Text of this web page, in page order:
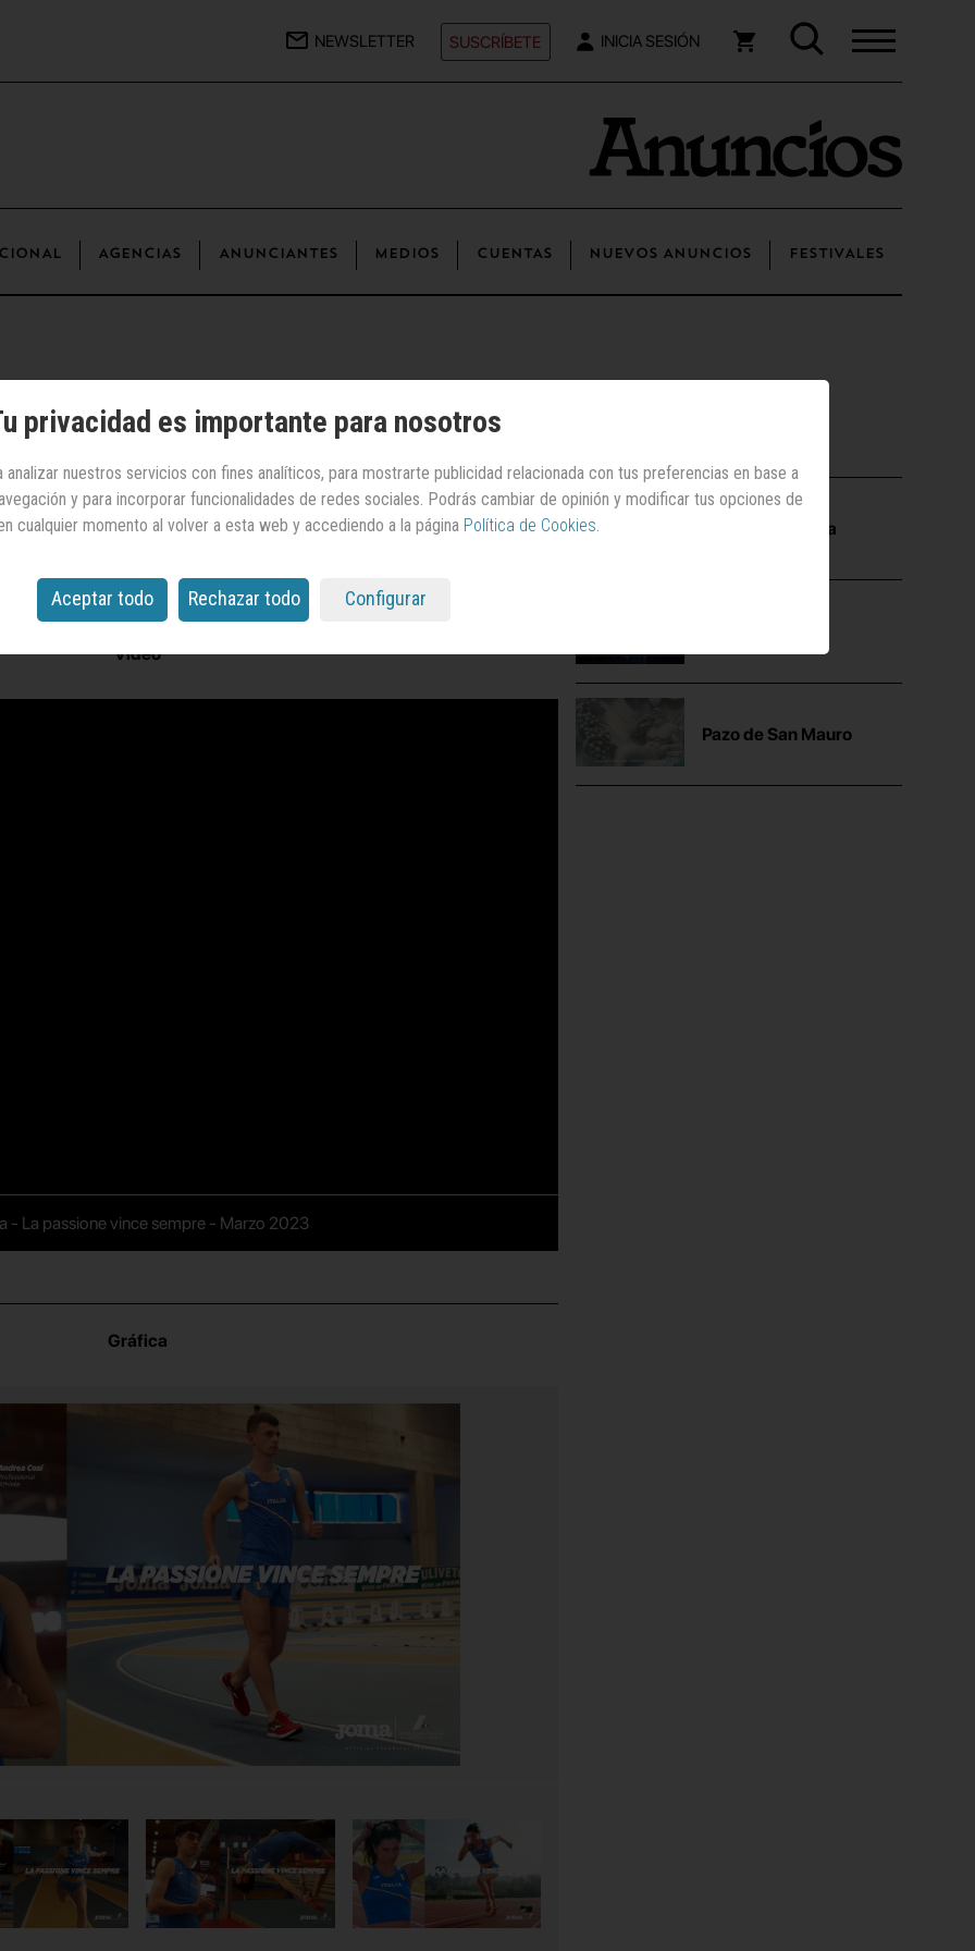
NEWSLETTER SUSCRÍBETE INICIA SESIÓN
AGENCIAS ANUNCIANTES MEDIOS CUENTAS NUEVOS ANUNCIOS FESTIVALES
| Textil, calzado y moda
Joma
Vídeo
- La passione vince sempre - Marzo 2023
Gráfica
Mutua Madrileña
Pazo de San Mauro
privacidad es importante para nosotros
nuestros servicios con fines analíticos, para mostrarte publicidad relacionada con tus preferencias en base a
y para incorporar funcionalidades de redes sociales. Podrás cambiar de opinión y modificar tus opciones de
cualquier momento al volver a esta web y accediendo a la página Política de Cookies
Aceptar todo Rechazar todo Configurar